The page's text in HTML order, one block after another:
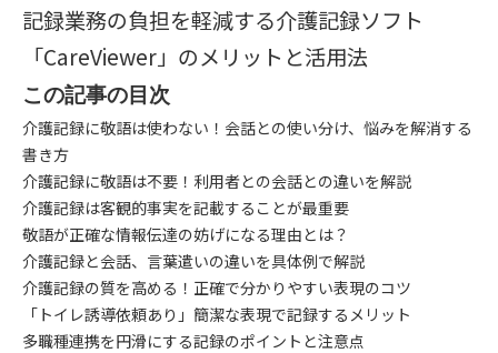
記録業務の負担を軽減する介護記録ソフト
「CareViewer」のメリットと活用法
この記事の目次
介護記録に敬語は使わない！会話との使い分け、悩みを解消する
書き方
介護記録に敬語は不要！利用者との会話との違いを解説
介護記録は客観的事実を記載することが最重要
敬語が正確な情報伝達の妨げになる理由とは？
介護記録と会話、言葉遣いの違いを具体例で解説
介護記録の質を高める！正確で分かりやすい表現のコツ
「トイレ誘導依頼あり」簡潔な表現で記録するメリット
多職種連携を円滑にする記録のポイントと注意点